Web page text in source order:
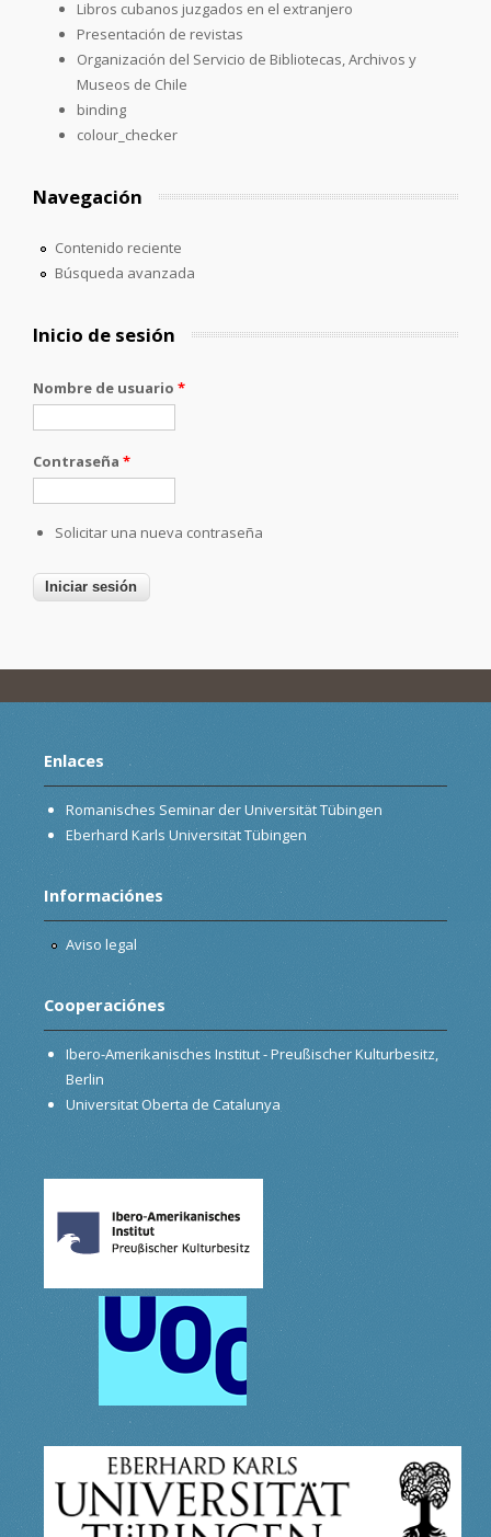
Libros cubanos juzgados en el extranjero
Presentación de revistas
Organización del Servicio de Bibliotecas, Archivos y
Museos de Chile
binding
colour_checker
Navegación
Contenido reciente
Búsqueda avanzada
Inicio de sesión
Nombre de usuario *
Contraseña *
Solicitar una nueva contraseña
Enlaces
Romanisches Seminar der Universität Tübingen
Eberhard Karls Universität Tübingen
Informaciónes
Aviso legal
Cooperaciónes
Ibero-Amerikanisches Institut - Preußischer Kulturbesitz,
Berlin
Universitat Oberta de Catalunya